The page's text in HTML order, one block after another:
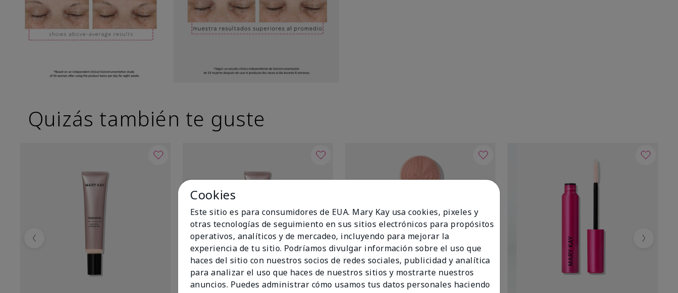
Quizás también te guste
Previous Next
Cookies
Este sitio es para consumidores de EUA. Mary Kay usa cookies, pixeles y
otras tecnologías de seguimiento en sus sitios electrónicos para propósitos
operativos, analíticos y de mercadeo, incluyendo para mejorar la
experiencia de tu sitio. Podríamos divulgar información sobre el uso que
haces del sitio con nuestros socios de redes sociales, publicidad y analítica
para analizar el uso que haces de nuestros sitios y mostrarte nuestros
anuncios. Puedes administrar cómo usamos tus datos personales haciendo